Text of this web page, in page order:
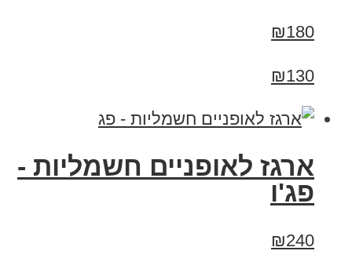
₪180
₪130
ארגז לאופניים חשמליות -
פג'ו
₪240